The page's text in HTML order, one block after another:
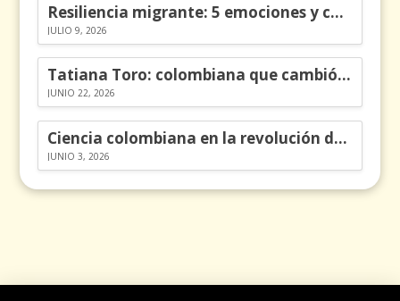
Resiliencia migrante: 5 emociones y cómo gestionarlas
JULIO 9, 2026
Tatiana Toro: colombiana que cambió la historia de las matemáticas
JUNIO 22, 2026
Ciencia colombiana en la revolución de los órganos en chips
JUNIO 3, 2026